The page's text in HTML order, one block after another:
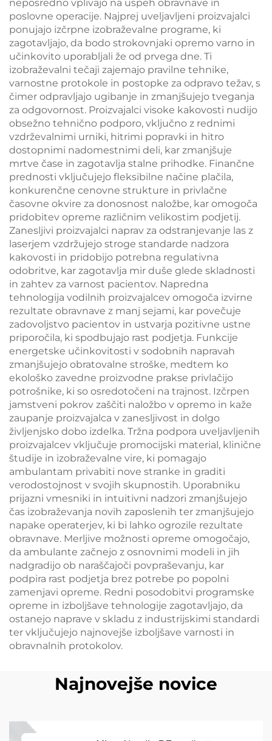
izgubo teže in
izboljšanje kontur
telesa
neposredno vplivajo na uspeh obravnave in
poslovne operacije. Najprej uveljavljeni proizvajalci
ponujajo izčrpne izobraževalne programe, ki
zagotavljajo, da bodo strokovnjaki opremo varno in
učinkovito uporabljali že od prvega dne. Ti
izobraževalni tečaji zajemajo pravilne tehnike,
varnostne protokole in postopke za odpravo težav, s
čimer odpravljajo ugibanje in zmanjšujejo tveganja
za odgovornost. Proizvajalci visoke kakovosti nudijo
obsežno tehnično podporo, vključno z rednimi
vzdrževalnimi urniki, hitrimi popravki in hitro
dostopnimi nadomestnimi deli, kar zmanjšuje
mrtve čase in zagotavlja stalne prihodke. Finančne
prednosti vključujejo fleksibilne načine plačila,
konkurenčne cenovne strukture in privlačne
časovne okvire za donosnost naložbe, kar omogoča
pridobitev opreme različnim velikostim podjetij.
Zanesljivi proizvajalci naprav za odstranjevanje las z
laserjem vzdržujejo stroge standarde nadzora
kakovosti in pridobijo potrebna regulativna
odobritve, kar zagotavlja mir duše glede skladnosti
in zahtev za varnost pacientov. Napredna
tehnologija vodilnih proizvajalcev omogoča izvirne
rezultate obravnave z manj sejami, kar povečuje
zadovoljstvo pacientov in ustvarja pozitivne ustne
priporočila, ki spodbujajo rast podjetja. Funkcije
energetske učinkovitosti v sodobnih napravah
zmanjšujejo obratovalne stroške, medtem ko
ekološko zavedne proizvodne prakse privlačijo
potrošnike, ki so osredotočeni na trajnost. Izčrpen
jamstveni pokrov zaščiti naložbo v opremo in kaže
zaupanje proizvajalca v zanesljivost in dolgo
življenjsko dobo izdelka. Tržna podpora uveljavljenih
proizvajalcev vključuje promocijski material, klinične
študije in izobraževalne vire, ki pomagajo
ambulantam privabiti nove stranke in graditi
verodostojnost v svojih skupnostih. Uporabniku
prijazni vmesniki in intuitivni nadzori zmanjšujejo
čas izobraževanja novih zaposlenih ter zmanjšujejo
napake operaterjev, ki bi lahko ogrozile rezultate
obravnave. Merljive možnosti opreme omogočajo,
da ambulante začnejo z osnovnimi modeli in jih
nadgradijo ob naraščajoči povpraševanju, kar
podpira rast podjetja brez potrebe po popolni
zamenjavi opreme. Redni posodobitvi programske
opreme in izboljšave tehnologije zagotavljajo, da
ostanejo naprave v skladu z industrijskimi standardi
ter vključujejo najnovejše izboljšave varnosti in
obravnalnih protokolov.
Najnovejše novice